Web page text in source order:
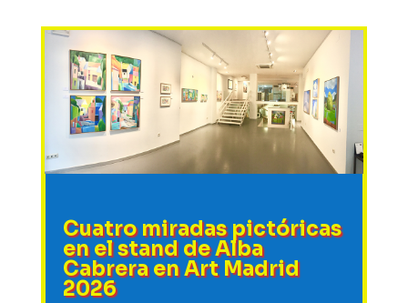
Cuatro miradas pictóricas
en el stand de Alba
Cabrera en Art Madrid
2026